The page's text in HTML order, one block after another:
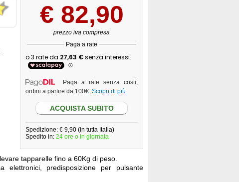
€ 82,90
prezzo iva compresa
Paga a rate
Paga a rate senza costi,
ordini a partire da 100€. Scopri di più
ACQUISTA SUBITO
Spedizione: € 9,90 (in tutta Italia)
Spedito in: 24 ore o in giornata
tapparelle fino a 60Kg di peso.
elettronici, predisposizione per pulsante